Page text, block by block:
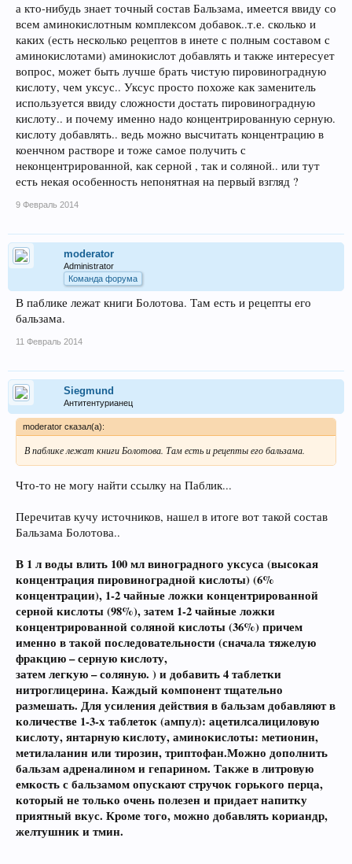
а кто-нибудь знает точный состав Бальзама, имеется ввиду со
всем аминокислотным комплексом добавок..т.е. сколько и
каких (есть несколько рецептов в инете с полным составом с
аминокислотами) аминокислот добавлять и также интересует
вопрос, может быть лучше брать чистую пировиноградную
кислоту, чем уксус.. Уксус просто похоже как заменитель
используется ввиду сложности достать пировиноградную
кислоту.. и почему именно надо концентрированную серную.
кислоту добавлять.. ведь можно высчитать концентрацию в
коенчном растворе и тоже самое получить с
неконцентрированной, как серной , так и соляной.. или тут
есть некая особенность непонятная на первый взгляд ?
9 Февраль 2014
moderator
Administrator
Команда форума
В паблике лежат книги Болотова. Там есть и рецепты его
бальзама.
11 Февраль 2014
Siegmund
Антитентурианец
moderator сказал(а):
В паблике лежат книги Болотова. Там есть и рецепты его бальзама.
Что-то не могу найти ссылку на Паблик...
Перечитав кучу источников, нашел в итоге вот такой состав
Бальзама Болотова..
В 1 л воды влить 100 мл виноградного уксуса (высокая
концентрация пировиноградной кислоты) (6%
концентрации), 1-2 чайные ложки концентрированной
серной кислоты (98%), затем 1-2 чайные ложки
концентрированной соляной кислоты (36%) причем
именно в такой последовательности (сначала тяжелую
фракцию – серную кислоту,
затем легкую – соляную. ) и добавить 4 таблетки
нитроглицерина. Каждый компонент тщательно
размешать. Для усиления действия в бальзам добавляют в
количестве 1-3-х таблеток (ампул): ацетилсалициловую
кислоту, янтарную кислоту, аминокислоты: метионин,
метилаланин или тирозин, триптофан.Можно дополнить
бальзам адреналином и гепарином. Также в литровую
емкость с бальзамом опускают стручок горького перца,
который не только очень полезен и придает напитку
приятный вкус. Кроме того, можно добавлять кориандр,
желтушник и тмин.